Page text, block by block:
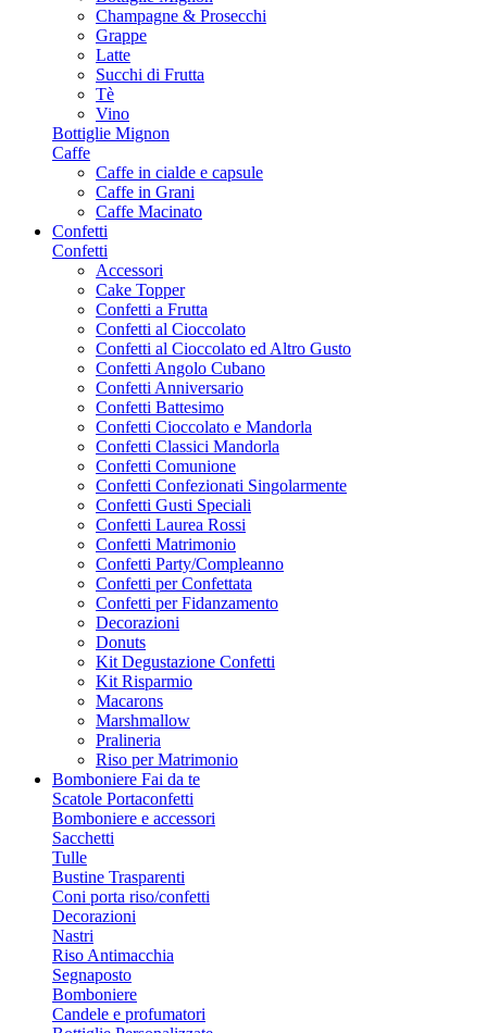
Champagne & Prosecchi
Grappe
Latte
Succhi di Frutta
Tè
Vino
Bottiglie Mignon
Caffe
Caffe in cialde e capsule
Caffe in Grani
Caffe Macinato
Confetti
Confetti
Accessori
Cake Topper
Confetti a Frutta
Confetti al Cioccolato
Confetti al Cioccolato ed Altro Gusto
Confetti Angolo Cubano
Confetti Anniversario
Confetti Battesimo
Confetti Cioccolato e Mandorla
Confetti Classici Mandorla
Confetti Comunione
Confetti Confezionati Singolarmente
Confetti Gusti Speciali
Confetti Laurea Rossi
Confetti Matrimonio
Confetti Party/Compleanno
Confetti per Confettata
Confetti per Fidanzamento
Decorazioni
Donuts
Kit Degustazione Confetti
Kit Risparmio
Macarons
Marshmallow
Pralineria
Riso per Matrimonio
Bomboniere Fai da te
Scatole Portaconfetti
Bomboniere e accessori
Sacchetti
Tulle
Bustine Trasparenti
Coni porta riso/confetti
Decorazioni
Nastri
Riso Antimacchia
Segnaposto
Bomboniere
Candele e profumatori